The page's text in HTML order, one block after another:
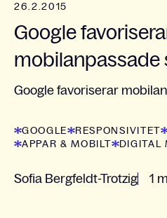
26.2.2015
Google
mobilanpassade
Google favoriserar
GOOGLE RESPONSIVITET
APPAR & MOBILT
DIGITAL
Sofia Bergfeldt-Trotzig 1